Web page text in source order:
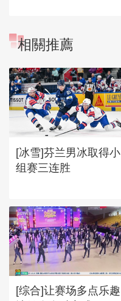
相關推薦
[冰雪]芬兰男冰取得小
组赛三连胜
[综合]让赛场多点乐趣